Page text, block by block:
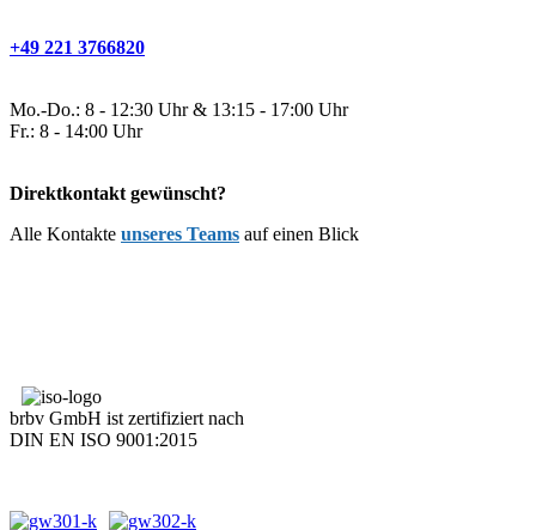
+49 221 3766820
Mo.-Do.: 8 - 12:30 Uhr & 13:15 - 17:00 Uhr
Fr.: 8 - 14:00 Uhr
Direktkontakt gewünscht?
Alle Kontakte unseres Teams auf einen Blick
brbv GmbH ist zertifiziert nach
DIN EN ISO 9001:2015